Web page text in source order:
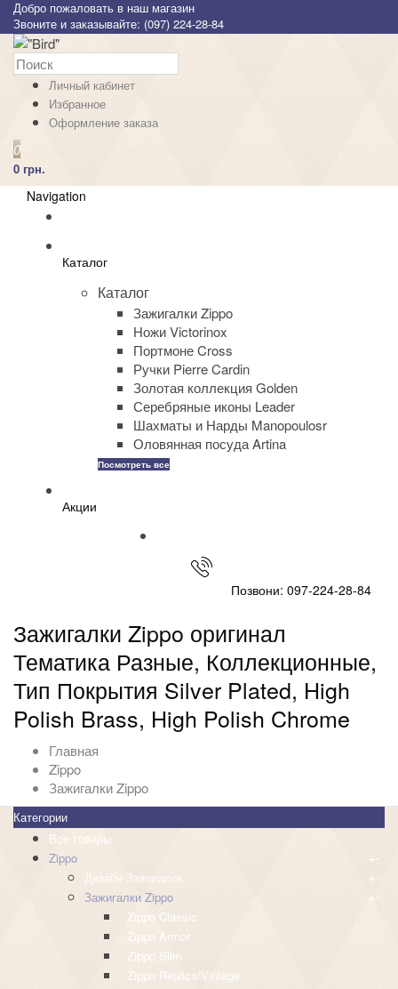
Добро пожаловать в наш магазин
Звоните и заказывайте: (097) 224-28-84
Личный кабинет
Избранное
Оформление заказа
0
0 грн.
Navigation
Каталог
Каталог
Зажигалки Zippo
Ножи Victorinox
Портмоне Cross
Ручки Pierre Cardin
Золотая коллекция Golden
Серебряные иконы Leader
Шахматы и Нарды Manopoulosr
Оловянная посуда Artina
Посмотреть все
Акции
Позвони: 097-224-28-84
Зажигалки Zippo оригинал
Тематика Разные, Коллекционные,
Тип Покрытия Silver Plated, High
Polish Brass, High Polish Chrome
Главная
Zippo
Зажигалки Zippo
Категории
Все товары
Zippo
+-
Дизайн Зажигалок +-
Зажигалки Zippo +-
Zippo Classic
Zippo Armor
Zippo Slim
Zippo Replica/Vintage